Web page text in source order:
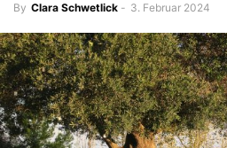
By Clara Schwetlick - 3. Februar 2024